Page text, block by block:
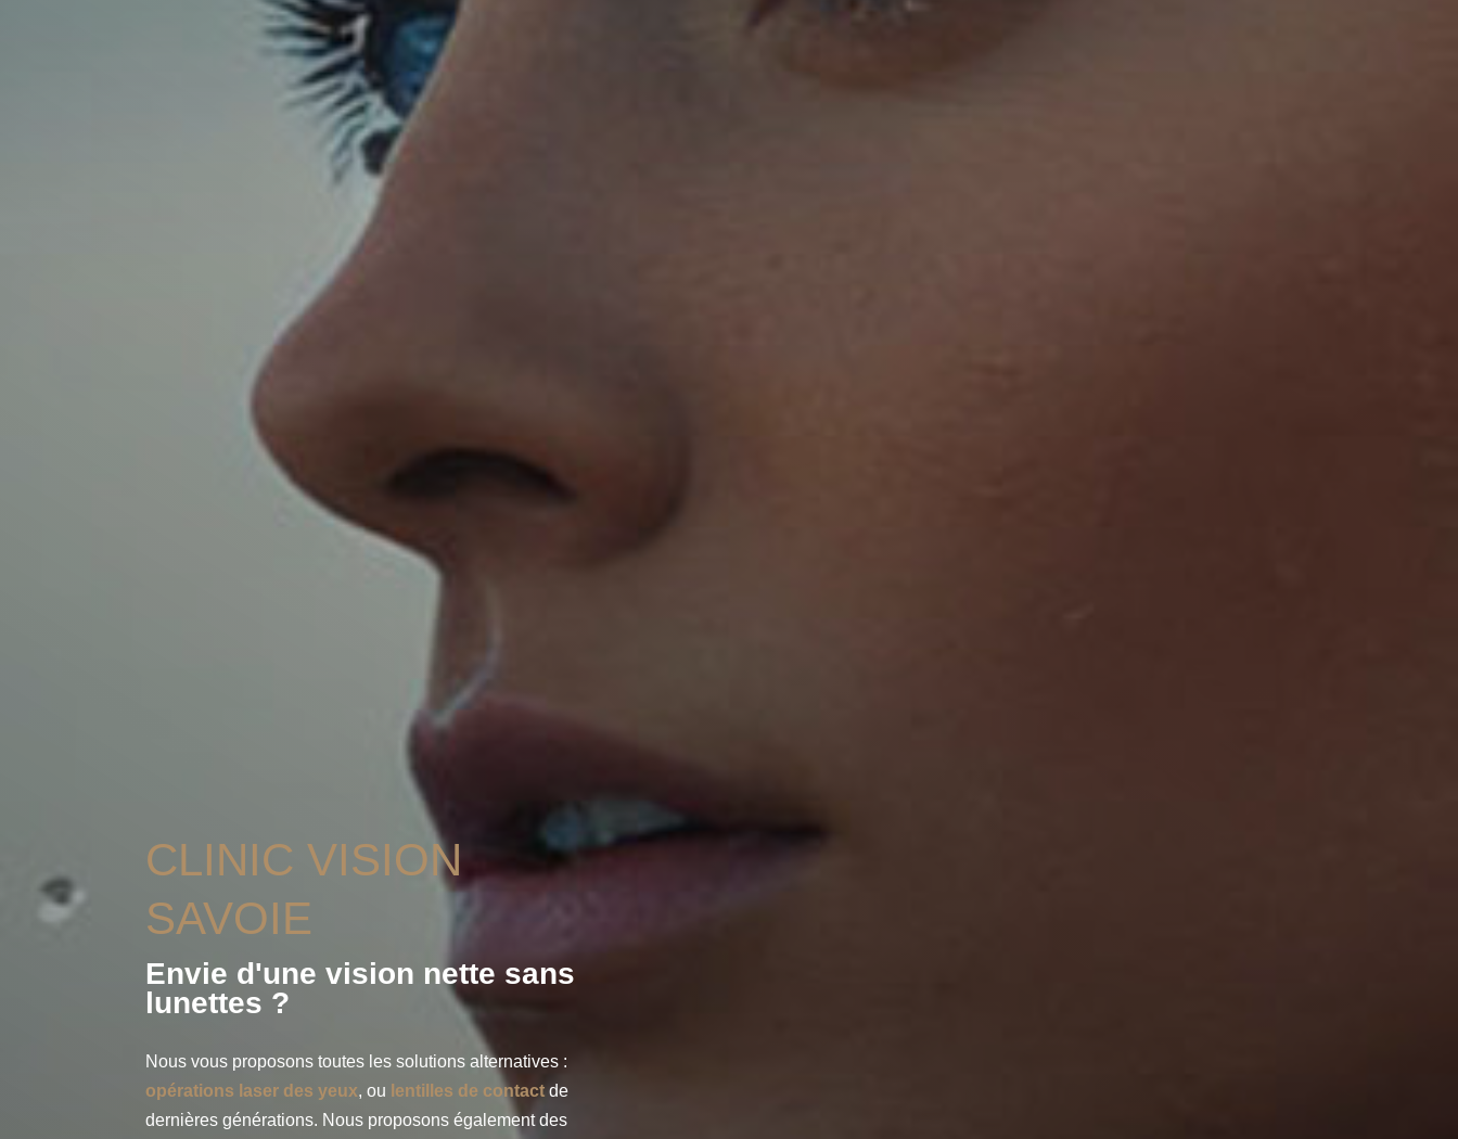
CLINIC VISION
SAVOIE
Envie d'une vision nette sans
lunettes ?
Nous vous proposons toutes les solutions alternatives :
opérations laser des yeux, ou lentilles de contact de
dernières générations. Nous proposons également des